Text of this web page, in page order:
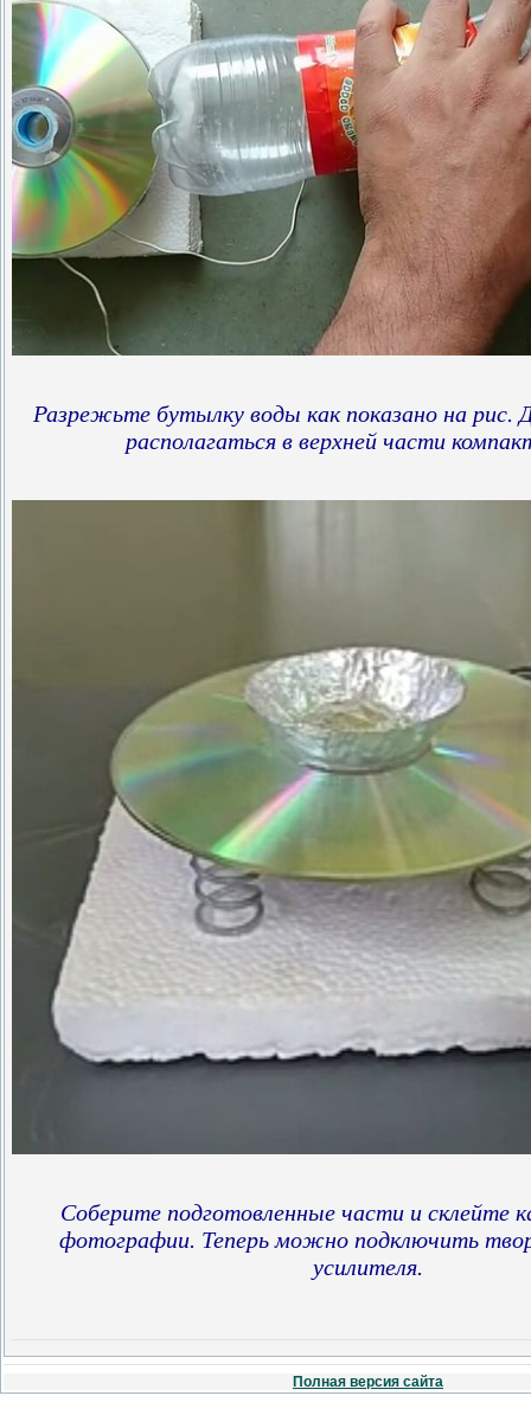
Разрежьте бутылку воды как показано на рис.
располагаться в верхней части
Соберите подготовленные части и склейте
фотографии. Теперь можно подключить
усилителя.
Полная версия сайта